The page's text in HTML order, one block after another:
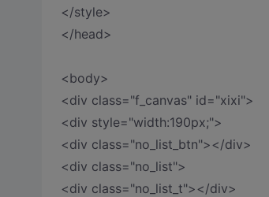
</style>
</head>
<body>
<div class="f_canvas" id="xixi">
<div style="width:190px;">
<div class="no_list_btn"></div>
<div class="no_list">
<div class="no_list_t"></div>